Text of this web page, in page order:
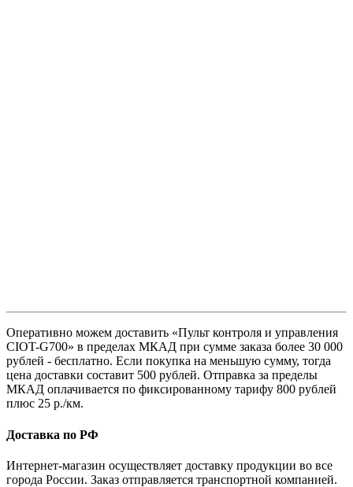
Оперативно можем доставить «Пульт контроля и управления
CIOT-G700» в пределах МКАД при сумме заказа более 30 000
рублей - бесплатно. Если покупка на меньшую сумму, тогда
цена доставки составит 500 рублей. Отправка за пределы
МКАД оплачивается по фиксированному тарифу 800 рублей
плюс 25 р./км.
Доставка по РФ
Интернет-магазин осуществляет доставку продукции во все
города России. Заказ отправляется транспортной компанией.